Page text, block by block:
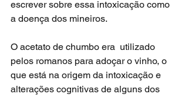
escrever sobre essa intoxicação como
a doença dos mineiros.
O acetato de chumbo era  utilizado
pelos romanos para adoçar o vinho, o
que está na origem da intoxicação e
alterações cognitivas de alguns dos